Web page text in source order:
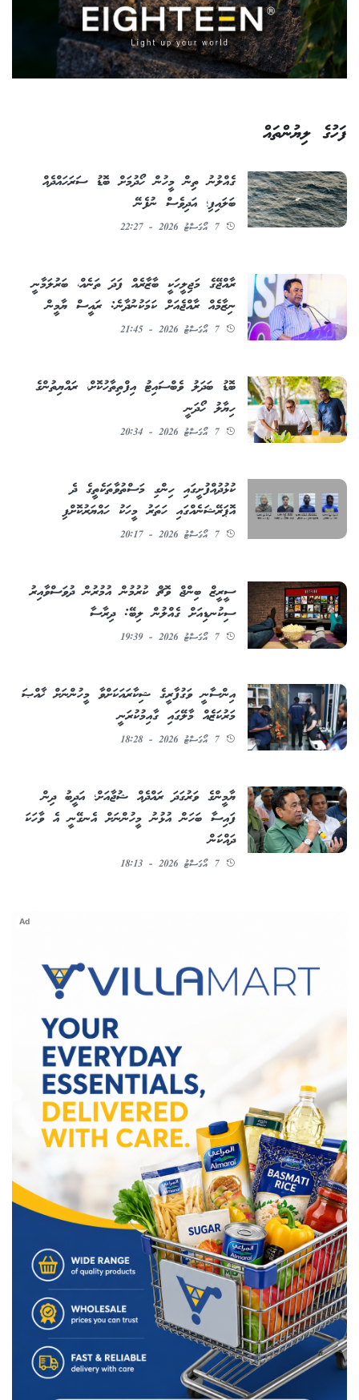
ފަހުގެ ލިޔުންތައް
ގެއްލުނު ތިން މީހުން ހޯދުމަށް ބޮޑު ސަރަހައްދެއް
ބަލައިފި؛ އަދިވެސް ނުފެނޭ
7 އޯގަސްޓު 2026 - 22:27
ރާއްޖޭގެ މަޖިލީހަކީ ބާޒާރެއް ފަދަ ތަނެއް، ބަރުލަމާނީ
ނިޒާމެއް ރާއްޖެއަށް ކަމަކުނުދާނެ: ރައީސް ޔާމީން
7 އޯގަސްޓު 2026 - 21:45
ބޮޑު ބަދަލު ވެބްސައިޓު އިފްތިތާހުކޮށް، ރައްޔިތުންގެ
ހިޔާލު ހޯދަނީ
7 އޯގަސްޓު 2026 - 20:34
ކުޅުދުއްފުށީގައި ހިންގި މަސްތުވާތަކެތީގެ ދެ
އޮޕަރޭޝަނެއްގައި ހަތަރު މީހަކު ހައްޔަރުކޮށްފި
7 އޯގަސްޓު 2026 - 20:17
ސީރީޒް ބިންޖް ވޮޗް ކުރުމުން އުމުރުން ދުވަސްވާއިރު
ސިކުނޑިއަށް ގެއްލުން ލިބޭ: ދިރާސާ
7 އޯގަސްޓު 2026 - 19:39
އިންސާނީ ވަގުފާރީގެ ޝިކާރައަކަށްވާ މީހުންނަށް ޚާއްޞަ
މަރުކަޒެއް މާލޭގައި ގާއިމުކުރަނީ
7 އޯގަސްޓު 2026 - 18:28
ޔާމީންގެ ވަރުގަދަ ރައްދެއް ޝުޖާއަށް؛ އަދީބު ދިން
ފައިސާ ބަހަން އުޅުނު މީހުންނަށް އެނގޭނީ އެ ވާހަކަ
ދައްކަން
7 އޯގަސްޓު 2026 - 18:13
Ad